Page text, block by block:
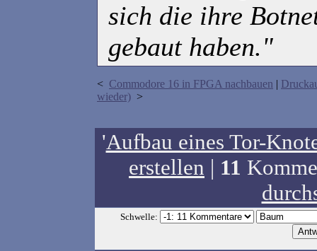
sich die ihre
gebaut haben."
< Commodore 16 in FPGA nachbauen |
wieder) >
'Aufbau eines Tor-
erstellen | 11
Schwelle: